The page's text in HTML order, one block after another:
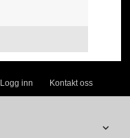
Logg inn Kontakt oss